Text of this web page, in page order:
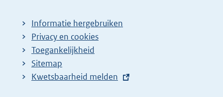
Informatie hergebruiken
Privacy en cookies
Toegankelijkheid
Sitemap
E
Kwetsbaarheid melden